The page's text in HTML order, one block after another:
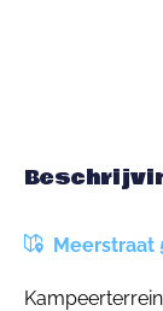
Meerstraat